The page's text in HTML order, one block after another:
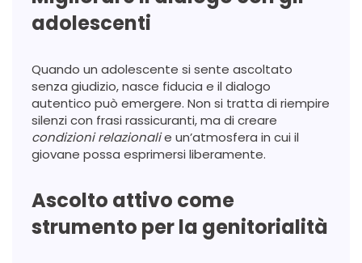
adolescenti
Quando un adolescente si sente ascoltato
senza giudizio, nasce fiducia e il dialogo
autentico può emergere. Non si tratta di riempire
silenzi con frasi rassicuranti, ma di creare
condizioni relazionalie un’atmosfera in cui il
giovane possa esprimersi liberamente.
Ascolto attivo come
strumento per la genitorialità